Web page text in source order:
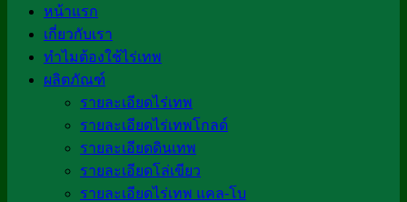
หน้าแรก
เกี่ยวกับเรา
ทำไมต้องใช้ไร่เทพ
ผลิตภัณฑ์
รายละเอียดไร่เทพ
รายละเอียดไร่เทพโกลด์
รายละเอียดดินเทพ
รายละเอียดโล่เขียว
รายละเอียดไร่เทพ แคล-โบ